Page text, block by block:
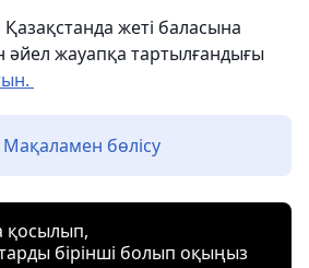
жеті баласына
әйел жауапқа тартылғандығы
Мақаламен бөлісу
қосылып,
бірінші болып оқыңыз